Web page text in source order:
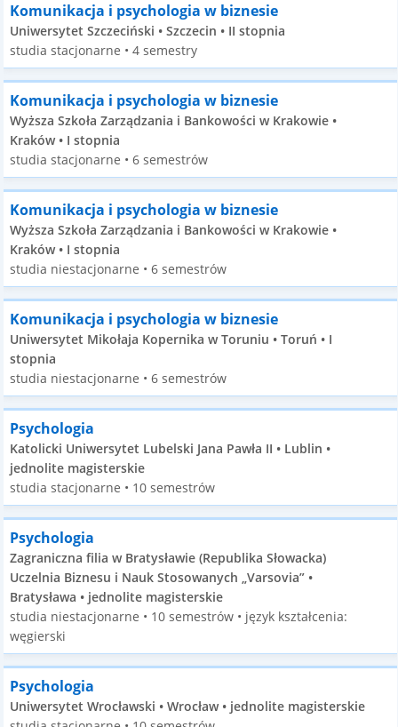
Komunikacja i psychologia w biznesie
Uniwersytet Szczeciński • Szczecin • II stopnia
studia stacjonarne • 4 semestry
Komunikacja i psychologia w biznesie
Wyższa Szkoła Zarządzania i Bankowości w Krakowie •
Kraków • I stopnia
studia stacjonarne • 6 semestrów
Komunikacja i psychologia w biznesie
Wyższa Szkoła Zarządzania i Bankowości w Krakowie •
Kraków • I stopnia
studia niestacjonarne • 6 semestrów
Komunikacja i psychologia w biznesie
Uniwersytet Mikołaja Kopernika w Toruniu • Toruń • I
stopnia
studia niestacjonarne • 6 semestrów
Psychologia
Katolicki Uniwersytet Lubelski Jana Pawła II • Lublin •
jednolite magisterskie
studia stacjonarne • 10 semestrów
Psychologia
Zagraniczna filia w Bratysławie (Republika Słowacka)
Uczelnia Biznesu i Nauk Stosowanych „Varsovia” •
Bratysława • jednolite magisterskie
studia niestacjonarne • 10 semestrów • język kształcenia:
węgierski
Psychologia
Uniwersytet Wrocławski • Wrocław • jednolite magisterskie